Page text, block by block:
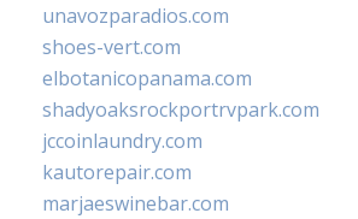
unavozparadios.com
shoes-vert.com
elbotanicopanama.com
shadyoaksrockportrvpark.com
jccoinlaundry.com
kautorepair.com
marjaeswinebar.com